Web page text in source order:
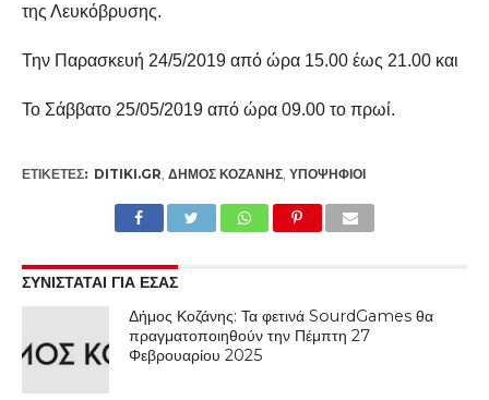
της Λευκόβρυσης.
Την Παρασκευή 24/5/2019 από ώρα 15.00 έως 21.00 και
Το Σάββατο 25/05/2019 από ώρα 09.00 το πρωί.
ΕΤΙΚΕΤΕΣ: DITIKI.GR ΔΉΜΟΣ ΚΟΖΆΝΗΣ, ΥΠΟΨΉΦΙΟΙ
ΣΥΝΙΣΤΑΤΑΙ ΓΙΑ ΕΣΑΣ
Δήμος Κοζάνης: Τα φετινά SourdGames θα
πραγματοποιηθούν την Πέμπτη 27
Φεβρουαρίου 2025